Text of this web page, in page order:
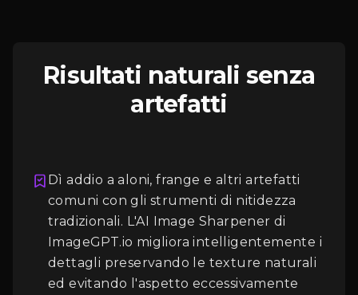
Risultati naturali senza
artefatti
Dì addio a aloni, frange e altri artefatti
comuni con gli strumenti di nitidezza
tradizionali. L'AI Image Sharpener di
ImageGPT.io migliora intelligentemente i
dettagli preservando le texture naturali
ed evitando l'aspetto eccessivamente
Accesso